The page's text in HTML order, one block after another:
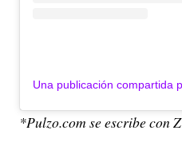
*Pulzo.com se escribe con Z